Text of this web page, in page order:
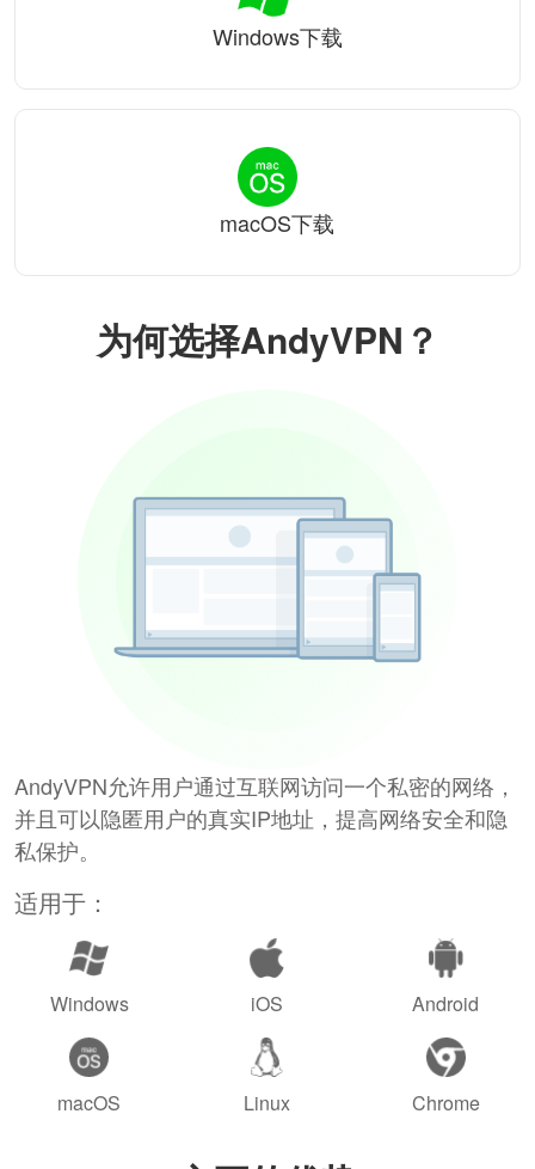
为何选择AndyVPN？
AndyVPN允许用户通过互联网访问一个私密的网络，
并且可以隐匿用户的真实IP地址，提高网络安全和隐
私保护。
适用于：
Windows iOS Android
macOS Linux Chrome
Windows下载
macOS下载